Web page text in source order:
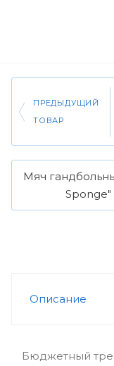
ПРЕДЫДУЩИЙ
ТОВАР
Мяч
Sponge"
Описание
Бюджетный